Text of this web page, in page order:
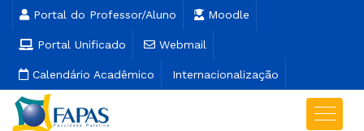
Portal do Professor/Aluno Moodle
Portal Unificado Webmail
Calendário Acadêmico Internacionalização